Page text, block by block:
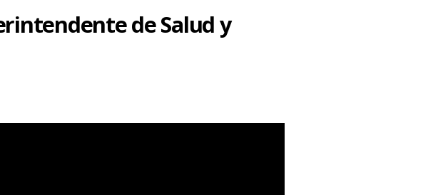
de Salud y